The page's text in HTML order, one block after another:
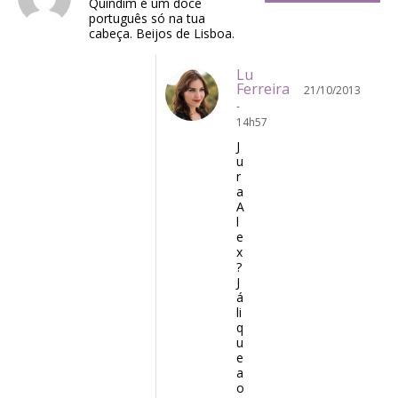
Quindim é um doce
português só na tua
cabeça. Beijos de Lisboa.
Lu
Ferreira
21/10/2013
-
14h57
J
u
r
a
A
l
e
x
?
J
á
li
q
u
e
a
o